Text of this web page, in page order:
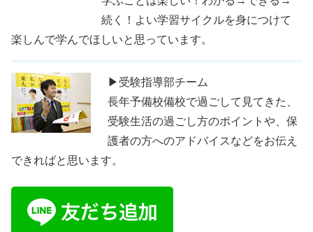
続く！よい学習サイクルを身につけて
楽しんで学んでほしいと思っています。
▶受験指導部チーム
長年予備校備校で過ごして見てきた、
受験生活の過ごし方のポイントや、保
護者の方へのアドバイスなどをお伝え
できればと思います。